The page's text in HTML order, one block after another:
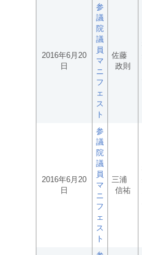
2016年6月20
日
参
議
院
議
員
マ
ニ
フ
ェ
ス
ト
佐藤
政則
2016年6月20
日
参
議
院
議
員
マ
ニ
フ
ェ
ス
ト
三浦
信祐